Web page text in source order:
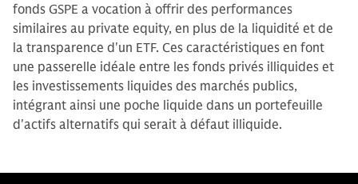
fonds GSPE a vocation à offrir des performances
similaires au private equity, en plus de la liquidité et de
la transparence d'un ETF. Ces caractéristiques en font
une passerelle idéale entre les fonds privés illiquides et
les investissements liquides des marchés publics,
intégrant ainsi une poche liquide dans un portefeuille
d'actifs alternatifs qui serait à défaut illiquide.